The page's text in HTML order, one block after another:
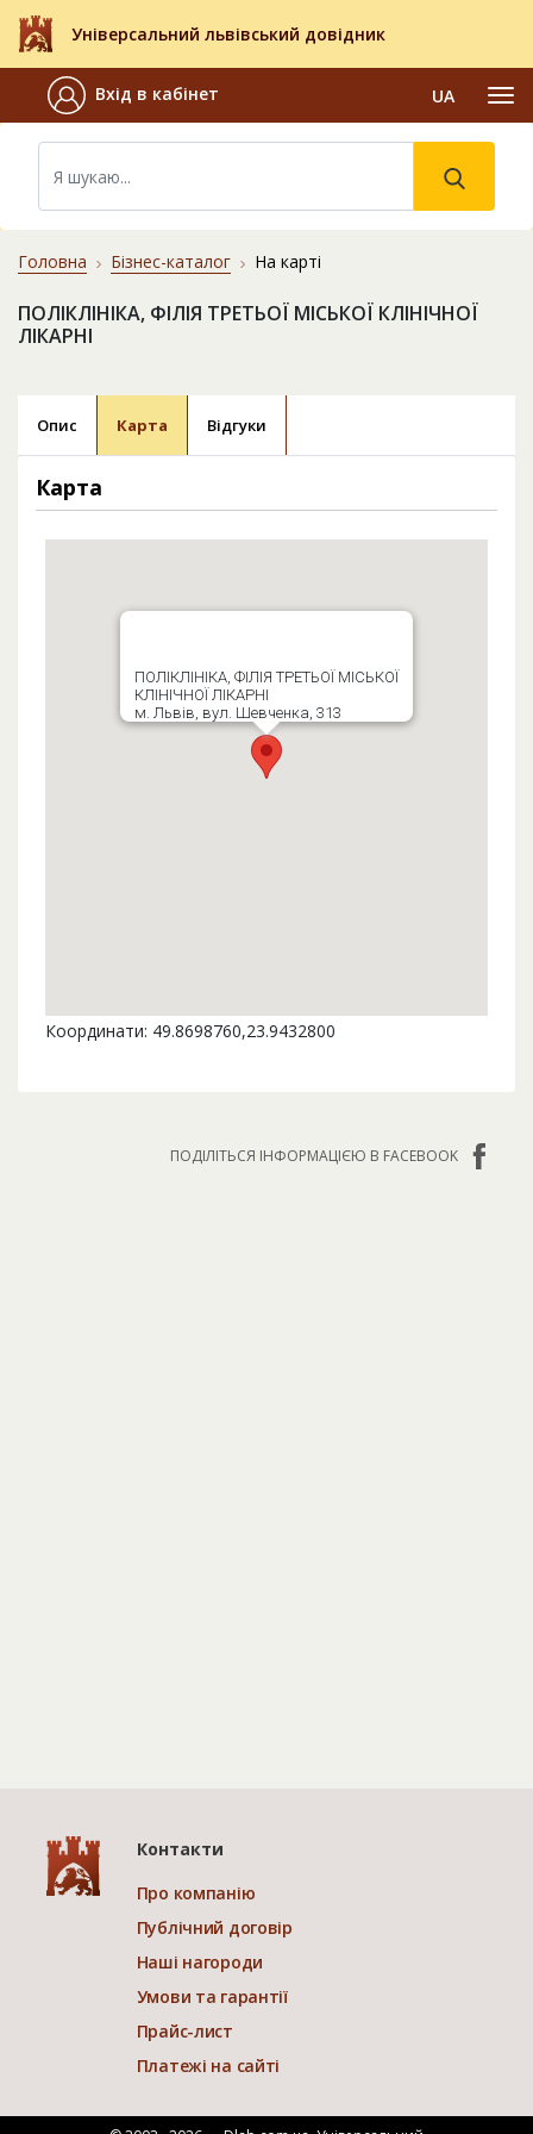
Універсальний львівський довідник
Вхід в кабінет UA
Головна Бізнес-каталог На карті
ПОЛІКЛІНІКА, ФІЛІЯ ТРЕТЬОЇ МІСЬКОЇ КЛІНІЧНОЇ
ЛІКАРНІ
Опис Карта Відгуки
Карта
ПОЛІКЛІНІКА, ФІЛІЯ ТРЕТЬОЇ МІСЬКОЇ
КЛІНІЧНОЇ ЛІКАРНІ
м. Львів, вул. Шевченка, 313
Координати: 49.8698760,23.9432800
ПОДІЛІТЬСЯ ІНФОРМАЦІЄЮ В FACEBOOK
Контакти
Про компанію
Публічний договір
Наші нагороди
Умови та гарантії
Прайс-лист
Платежі на сайті